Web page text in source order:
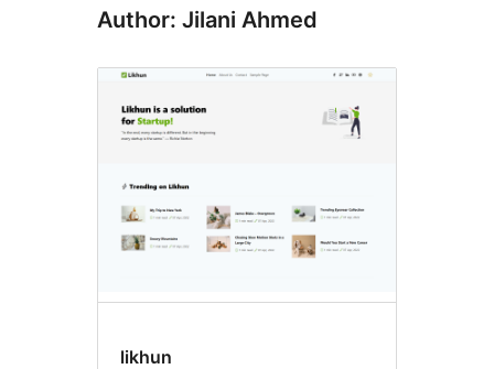
Author: Jilani Ahmed
likhun